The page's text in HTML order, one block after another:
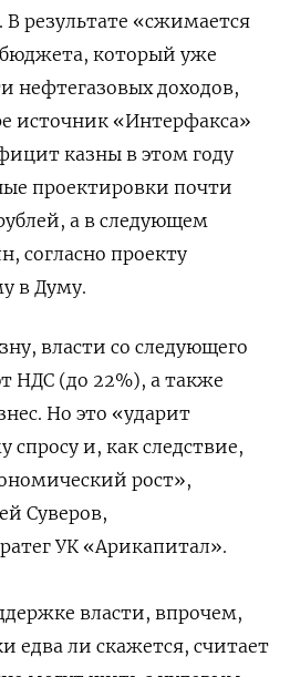
В результате «сжимается
бюджета, который уже
нефтегазовых доходов,
источник «Интерфакса»
казны в этом году
проектировки почти
а в следующем
согласно проекту
в Думу.
власти со следующего
НДС (до 22%), а также
Но это «ударит
спросу и, как следствие,
рост»,
Суверов,
УК «Арикапитал».
власти, впрочем,
едва ли скажется, считает